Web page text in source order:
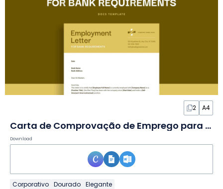
2 A4
Carta de Comprovação de Emprego para Banco em Documento
Download
Corporativo Dourado Elegante